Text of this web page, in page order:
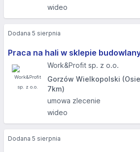
wideo
Praca na hali w sklepie
Work&Profit sp. z o.o.
Gorzów Wielkopolski
7km)
umowa zlecenie
wideo
Dodana 5 sierpnia
Dodana 5 sierpnia